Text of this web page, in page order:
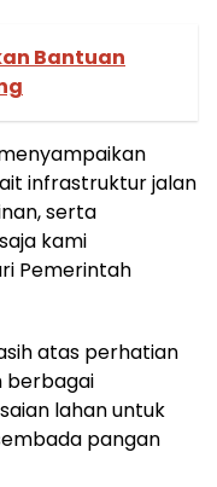
Bantuan
infrastruktur jalan
serta
kami
Pemerintah
atas perhatian
berbagai
lahan untuk
pangan